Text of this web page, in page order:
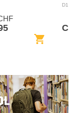
shopping_cart